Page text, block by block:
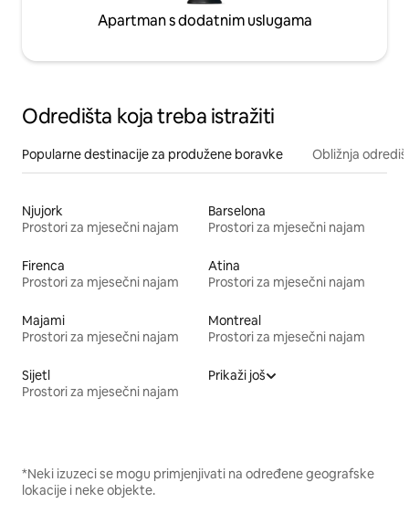
Apartman s dodatnim uslugama
Odredišta koja treba istražiti
Popularne destinacije za produžene boravke Obližnja
Njujork
Prostori za mjesečni najam
Barselona
Prostori za mjesečni najam
Firenca
Prostori za mjesečni najam
Atina
Prostori za mjesečni najam
Majami
Prostori za mjesečni najam
Montreal
Prostori za mjesečni najam
Sijetl
Prostori za mjesečni najam
Prikaži još
*Neki izuzeci se mogu primjenjivati na određene geografske
lokacije i neke objekte.